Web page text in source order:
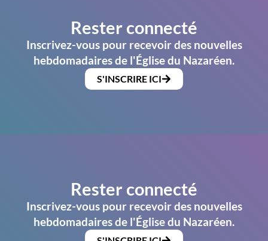
Rester connecté
Inscrivez-vous pour recevoir des nouvelles
hebdomadaires de l'Église du Nazaréen.
S'INSCRIRE ICI
Rester connecté
Inscrivez-vous pour recevoir des nouvelles
hebdomadaires de l'Église du Nazaréen.